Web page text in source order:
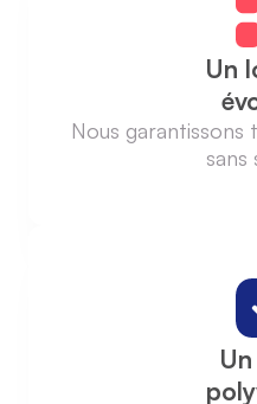
Un
Nous garantissons
sans